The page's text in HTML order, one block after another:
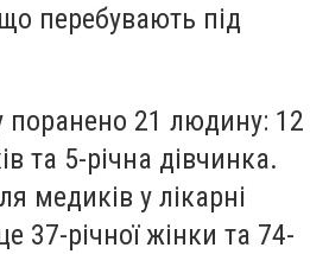
перебувають під
поранено 21 людину: 12
та 5-річна дівчинка.
медиків у лікарні
37-річної жінки та 74-